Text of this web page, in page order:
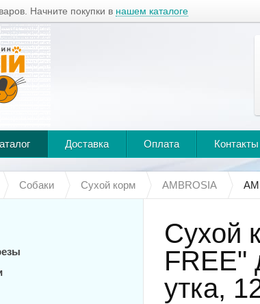
Начните покупки в нашем каталоге
Доставка Оплата Контакты
Собаки Сухой корм AMBROSIA
Сухой
FREE"
утка,